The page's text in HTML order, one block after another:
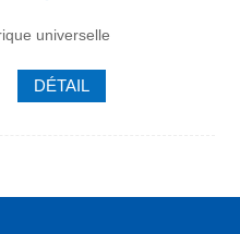
universelle
DÉTAIL